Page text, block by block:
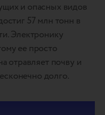
и опасных видов
57 млн тонн в
Электронику
ее просто
отравляет почву и
долго.